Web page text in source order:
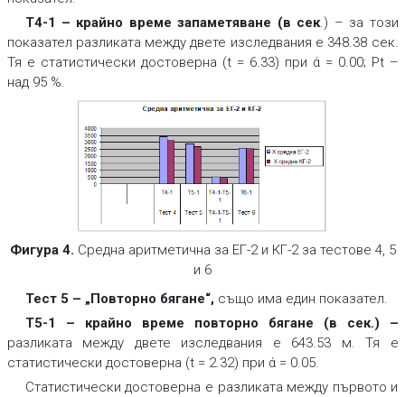
Т4-1 – крайно време запаметяване (в сек.) – за този
показател разликата между двете изследвания е 348.38 сек.
Тя е статистически достоверна (t = 6.33) при ά = 0.00; Pt –
над 95 %.
Фигура 4. Средна аритметична за ЕГ-2 и КГ-2 за тестове 4, 5
и 6
Тест 5 – „Повторно бягане“, също има един показател.
Т5-1 – крайно време повторно бягане (в сек.) –
разликата между двете изследвания е 643.53 м. Тя е
статистически достоверна (t = 2.32) при ά = 0.05.
Статистически достоверна е разликата между първото и